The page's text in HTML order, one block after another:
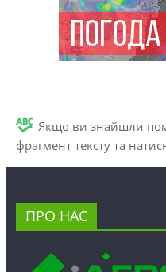
Якщо ви знайшли
фрагмент тексту та
ПРО НАС